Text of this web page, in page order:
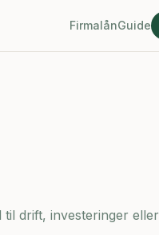
FirmalånGuide
drift, investeringer eller